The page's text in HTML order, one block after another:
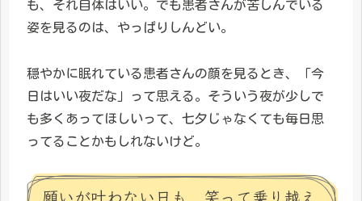
も、それ自体はいい。でも患者さんが苦しんでいる
姿を見るのは、やっぱりしんどい。
穏やかに眠れている患者さんの顔を見るとき、「今
日はいい夜だな」って思える。そういう夜が少しで
も多くあってほしいって、七夕じゃなくても毎日思
ってることかもしれないけど。